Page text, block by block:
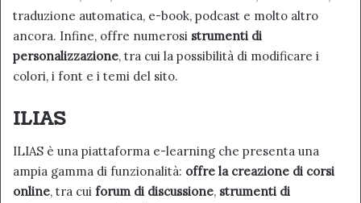
traduzione automatica, e-book, podcast e molto altro
ancora. Infine, offre numerosi strumenti di
personalizzazione, tra cui la possibilità di modificare i
colori, i font e i temi del sito.
ILIAS
ILIAS è una piattaforma e-learning che presenta una
ampia gamma di funzionalità: offre la creazione di corsi
online, tra cui forum di discussione, strumenti di